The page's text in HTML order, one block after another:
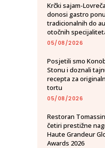
Krčki sajam-
donosi gastro
tradicionalnih do
otočnih
05/08/2026
Posjetili smo
Stonu i doznali
recepta za
tortu
05/08/2026
Restoran
četiri prestižne
Haute Grandeur
Awards 2026